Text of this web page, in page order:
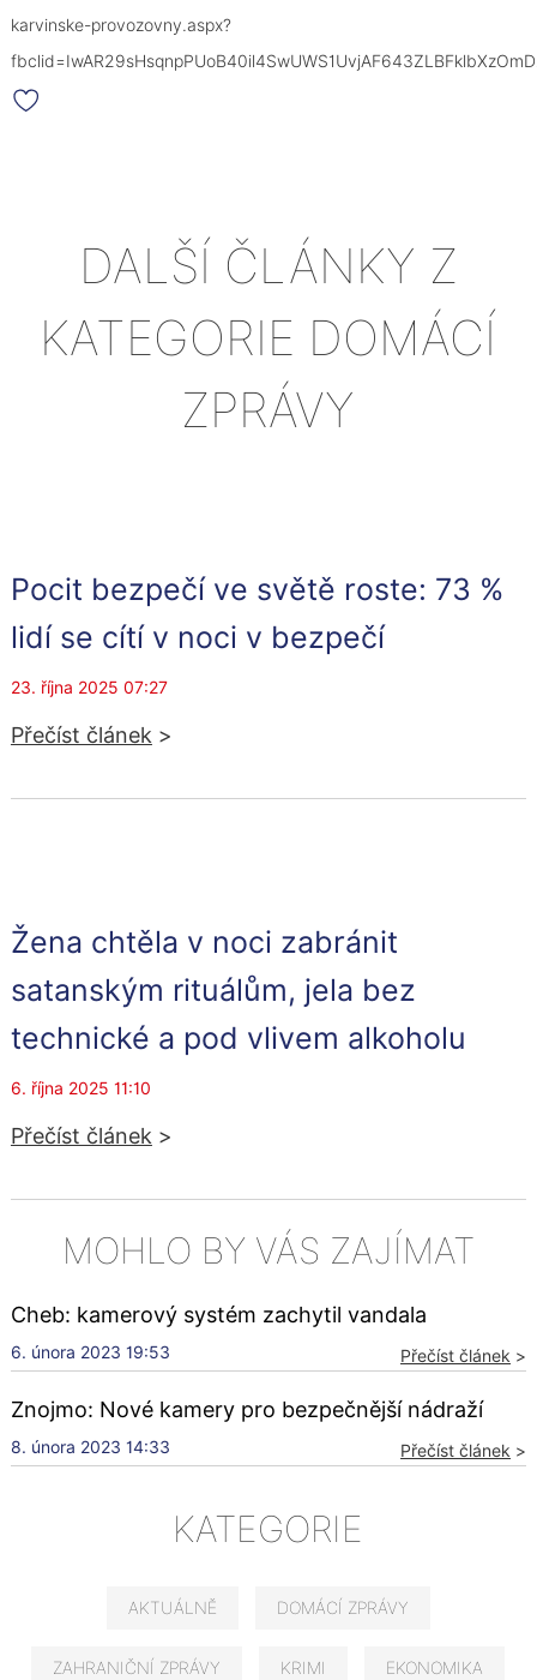
karvinske-provozovny.aspx?
DALŠÍ ČLÁNKY Z
KATEGORIE DOMÁCÍ
ZPRÁVY
Pocit bezpečí ve světě roste: 73 %
lidí se cítí v noci v bezpečí
23. října 2025 07:27
Přečíst článek >
Žena chtěla v noci zabránit
satanským rituálům, jela bez
technické a pod vlivem alkoholu
6. října 2025 11:10
Přečíst článek >
MOHLO BY VÁS ZAJÍMAT
Cheb: kamerový systém zachytil vandala
6. února 2023 19:53 Přečíst článek >
Znojmo: Nové kamery pro bezpečnější nádraží
8. února 2023 14:33 Přečíst článek >
KATEGORIE
AKTUÁLNĚ DOMÁCÍ ZPRÁVY
ZAHRANIČNÍ ZPRÁVY KRIMI EKONOMIKA